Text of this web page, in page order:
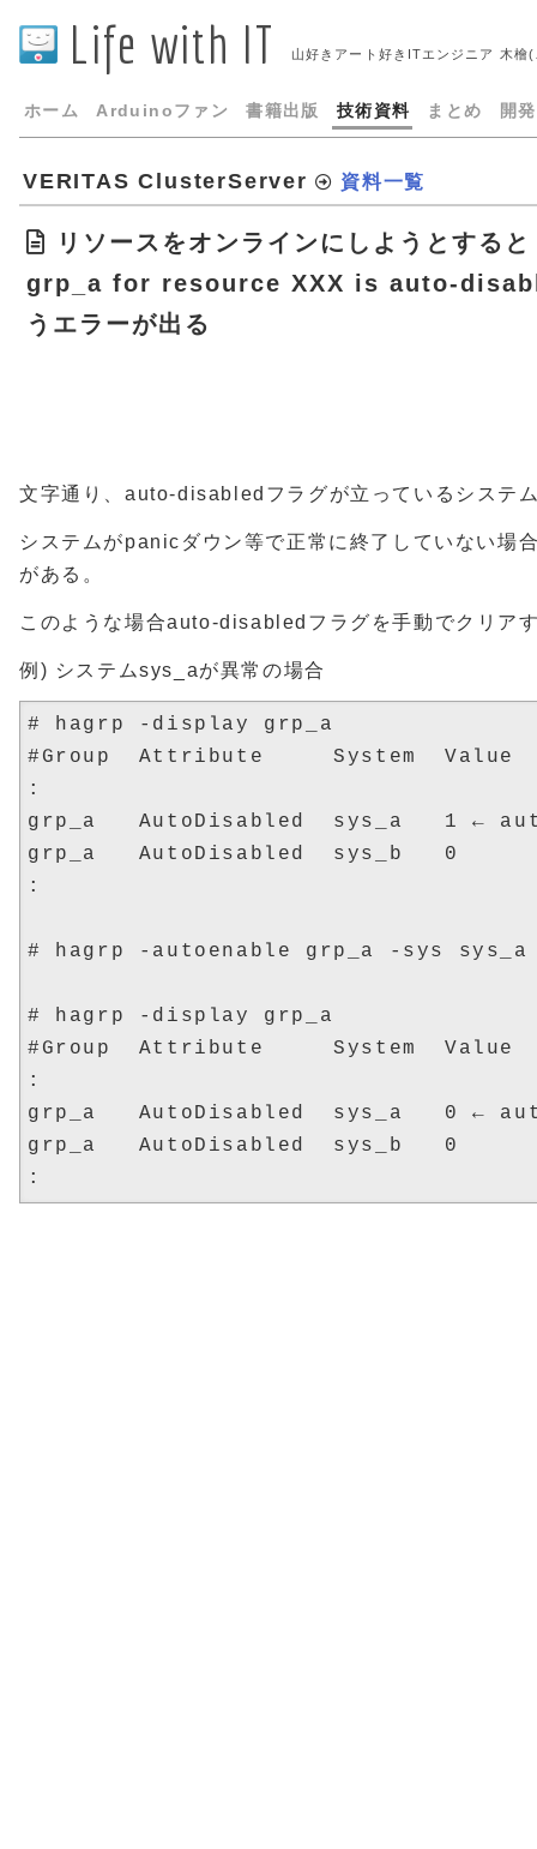
Life with IT 山好きアート好きITエンジニア 木檜
ホーム Arduinoファン 書籍出版 技術資料 まとめ 開
VERITAS ClusterServer 資料一覧
リソースをオンラインにしようとする
grp_a for resource XXX is auto-
うエラーが出る
文字通り、auto-disabledフラグが立っているシステ
システムがpanicダウン等で正常に終了していない場
がある。
このような場合auto-disabledフラグを手動でクリア
例) システムsys_aが異常の場合
# hagrp -display grp_a
#Group  Attribute     System  Value
:
grp_a   AutoDisabled  sys_a   1 ← auto-
grp_a   AutoDisabled  sys_b   0
:
# hagrp -autoenable grp_a -sys sys_a
# hagrp -display grp_a
#Group  Attribute     System  Value
:
grp_a   AutoDisabled  sys_a   0 ← auto-
grp_a   AutoDisabled  sys_b   0